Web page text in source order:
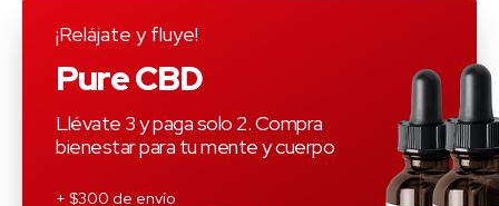
¡Relájate y fluye!
Pure CBD
Llévate 3 y paga solo 2. Compra
bienestar para tu mente y cuerpo
+ $300 de envío